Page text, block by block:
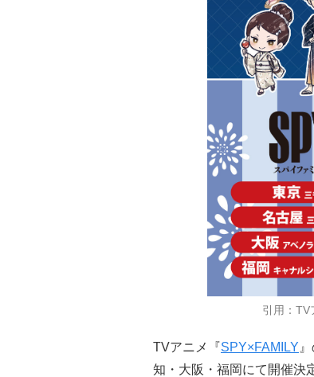
引用：TV
TVアニメ『SPY×FAMILY
知・大阪・福岡にて開催決